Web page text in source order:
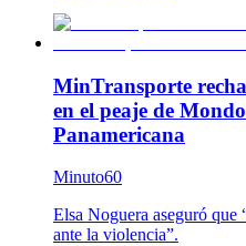
MinTransporte
en el peaje de
Panamericana
Minuto60
Elsa Noguera aseguró
ante la violencia”.